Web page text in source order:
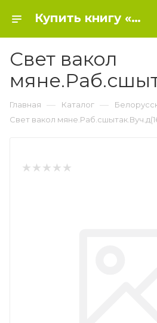
Купить книгу «Свет вакол мяне.Раб.сшытак.Вуч.д(16/378)» 0, Дубiнiна - Белорусская литература
Свет вакол
Главная — Каталог —
Свет вакол